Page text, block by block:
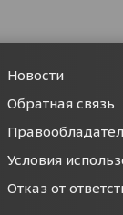
Новости
Обратная связь
Условия
Отказ от